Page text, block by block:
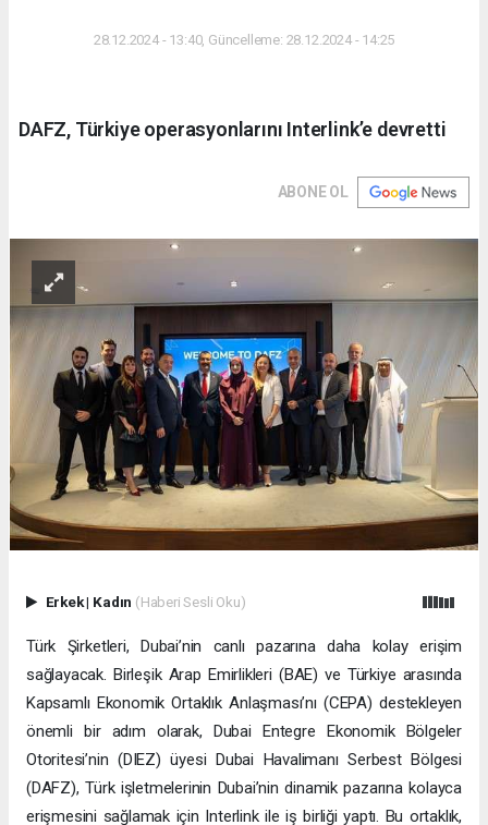
28.12.2024 - 13:40, Güncelleme: 28.12.2024 - 14:25
DAFZ, Türkiye operasyonlarını Interlink’e devretti
ABONE OL
Erkek| Kadın (Haberi Sesli Oku)
Türk Şirketleri, Dubai’nin canlı pazarına daha kolay erişim
sağlayacak. Birleşik Arap Emirlikleri (BAE) ve Türkiye arasında
Kapsamlı Ekonomik Ortaklık Anlaşması’nı (CEPA) destekleyen
önemli bir adım olarak, Dubai Entegre Ekonomik Bölgeler
Otoritesi’nin (DIEZ) üyesi Dubai Havalimanı Serbest Bölgesi
(DAFZ), Türk işletmelerinin Dubai’nin dinamik pazarına kolayca
erişmesini sağlamak için Interlink ile iş birliği yaptı. Bu ortaklık,